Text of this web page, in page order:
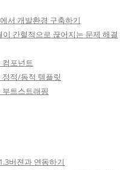
서 개발환경 구축하기
간헐적으로 끊어지는 문제 해결
컴포넌트
정적/동적 템플릿
트스트래핑
버젼과 연동하기